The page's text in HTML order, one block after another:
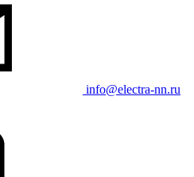
info@electra-nn.ru